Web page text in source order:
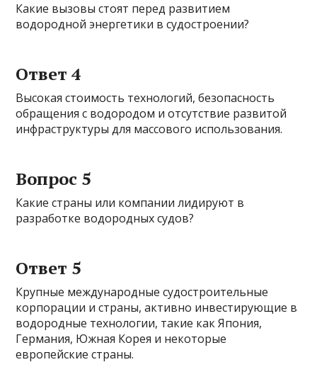
Какие вызовы стоят перед развитием
водородной энергетики в судостроении?
Ответ 4
Высокая стоимость технологий, безопасность
обращения с водородом и отсутствие развитой
инфраструктуры для массового использования.
Вопрос 5
Какие страны или компании лидируют в
разработке водородных судов?
Ответ 5
Крупные международные судостроительные
корпорации и страны, активно инвестирующие в
водородные технологии, такие как Япония,
Германия, Южная Корея и некоторые
европейские страны.